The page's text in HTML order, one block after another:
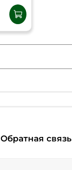
Обратная связь